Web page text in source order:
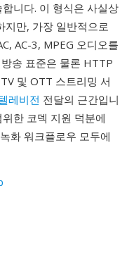
니다. 이 형식은 사실상
지만, 가장 일반적으로
AC-3, MPEG 오디오를
방송 표준은 물론 HTTP
및 OTT 스트리밍 서
레비전 전달의 근간입니
한 코덱 지원 덕분에
화 워크플로우 모두에